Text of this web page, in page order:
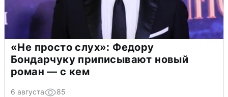
«Не просто слух»: Федору
Бондарчуку приписывают новый
роман — с кем
6 августа 85